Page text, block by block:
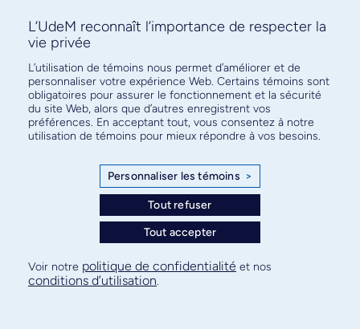
Abonnez-vous à notre infolettre
pour connaître l’actualité facultaire
Plan de site
Confidentialité
L’UdeM reconnaît l’importance de respecter la
vie privée
L’utilisation de témoins nous permet d’améliorer et de
personnaliser votre expérience Web. Certains témoins sont
obligatoires pour assurer le fonctionnement et la sécurité
du site Web, alors que d’autres enregistrent vos
préférences. En acceptant tout, vous consentez à notre
utilisation de témoins pour mieux répondre à vos besoins.
Personnaliser les témoins >
Tout refuser
Tout accepter
Voir notre politique de confidentialité et nos
conditions d’utilisation.